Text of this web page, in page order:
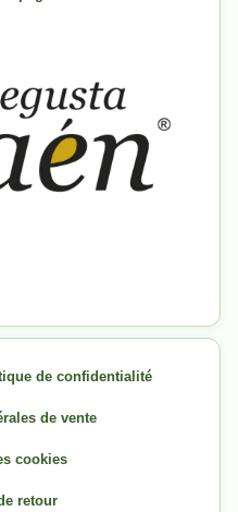
de confidentialité
de vente
cookies
retour